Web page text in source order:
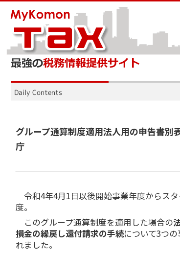
グループ通算制度適用法人用の申告書
庁
令和4年4月1日以後開始事業年度からス
度。
このグループ通算制度を適用した場合の
損金の繰戻し還付請求の手続について3つ
れました。